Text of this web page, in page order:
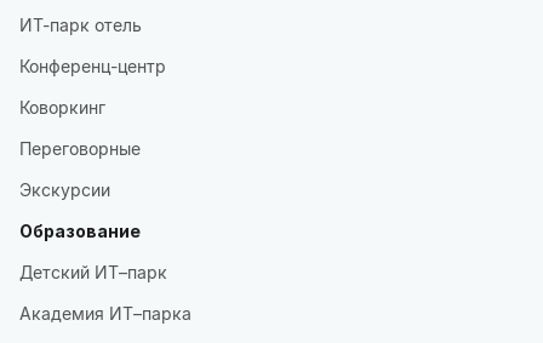
ИТ-парк отель
Конференц-центр
Коворкинг
Переговорные
Экскурсии
Образование
Детский ИТ–парк
Академия ИТ–парка